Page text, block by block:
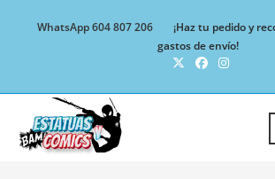
WhatsApp 604 807 206
¡Haz tu pedido y
gastos de envío!